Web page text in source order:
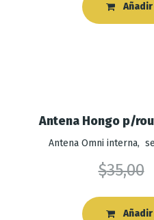
Antena Hongo p/
Antena Omni interna,
$35,00